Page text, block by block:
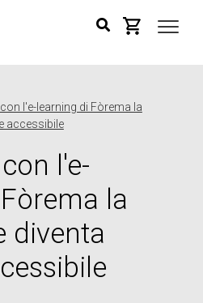
l'e-learning di Fòrema la
accessibile
l'e-
la
diventa